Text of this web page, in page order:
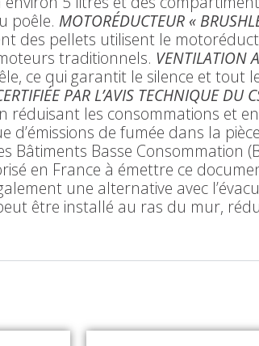
poêle. MOTORÉDUCTEUR «
des pellets utilisent le
traditionnels. VENTILATION
ce qui garantit le silence et tout
PAR L’AVIS TECHNIQUE DU
les consommations et
de fumée dans la
Bâtiments Basse Consommation
en France à émettre ce
une alternative avec
être installé au ras du mur,